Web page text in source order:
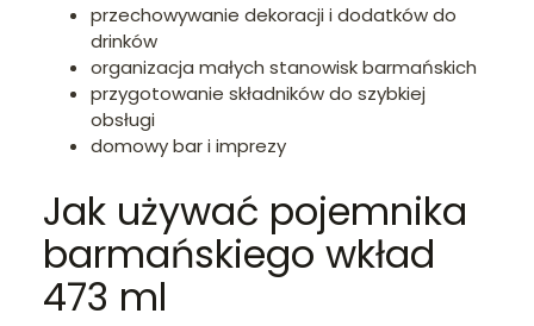
przechowywanie dekoracji i dodatków do
drinków
organizacja małych stanowisk barmańskich
przygotowanie składników do szybkiej
obsługi
domowy bar i imprezy
Jak używać pojemnika
barmańskiego wkład
473 ml